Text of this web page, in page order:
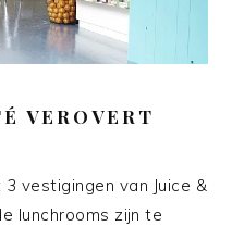
VEROVERT
vestigingen van Juice &
lunchrooms zijn te